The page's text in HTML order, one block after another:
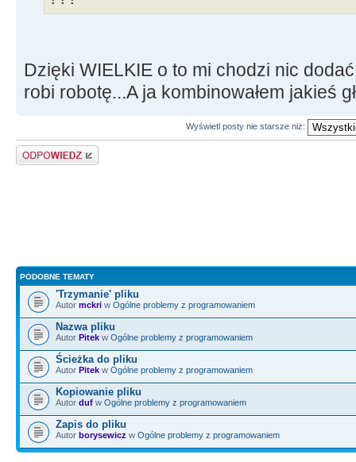
Dzięki WIELKIE o to mi chodzi nic
robi robotę...A ja kombinowałem jakieś
Wyświetl posty nie starsze niż:
Odpowiedz
PODOBNE TEMATY
'Trzymanie' pliku
Autor mckri w Ogólne problemy z programowaniem
Nazwa pliku
Autor Pitek w Ogólne problemy z programowaniem
Ścieżka do pliku
Autor Pitek w Ogólne problemy z programowaniem
Kopiowanie pliku
Autor duf w Ogólne problemy z programowaniem
Zapis do pliku
Autor borysewicz w Ogólne problemy z programowaniem